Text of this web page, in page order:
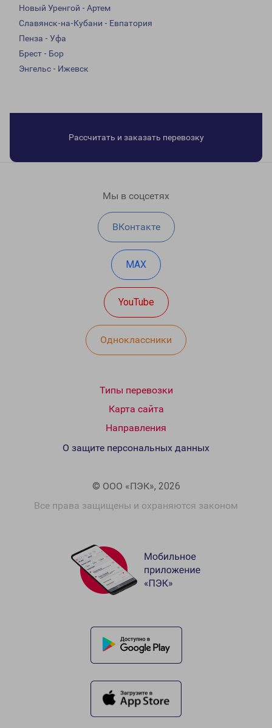
Новый Уренгой - Артем
Славянск-на-Кубани - Евпатория
Пенза - Уфа
Брест - Бор
Энгельс - Ижевск
Рассчитать и заказать перевозку
Мы в соцсетях
ВКонтакте
MAX
YouTube
Одноклассники
Типы перевозки
Карта сайта
Направления
© ООО «ПЭК», 2026
Все права защищены и охраняются законом
О защите персональных данных